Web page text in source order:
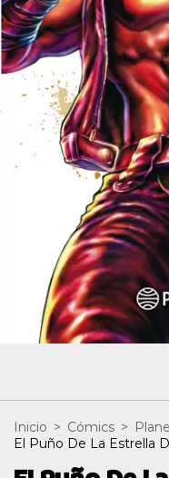
Inicio > Cómics >
El Puño De La Estrella